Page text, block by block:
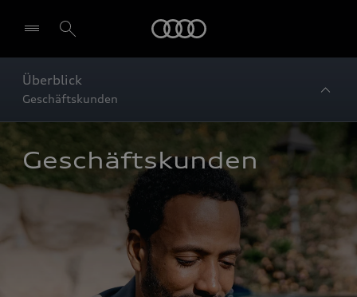
Überblick
Geschäftskunden
Geschäftskunden